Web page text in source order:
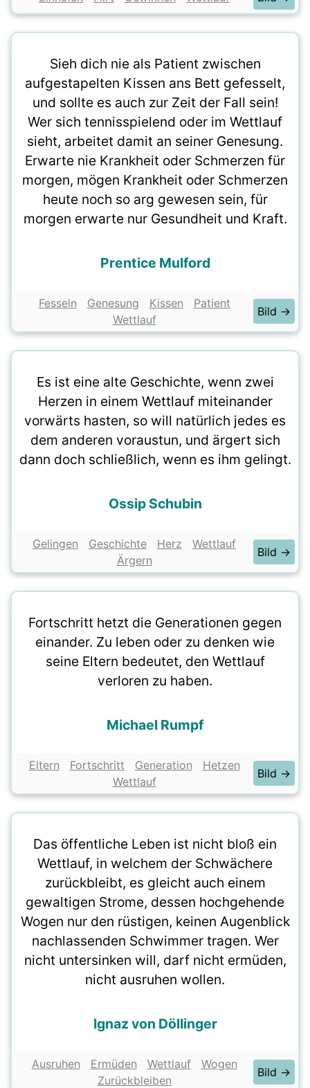
Sieh dich nie als Patient zwischen
aufgestapelten Kissen ans Bett gefesselt,
und sollte es auch zur Zeit der Fall sein!
Wer sich tennisspielend oder im Wettlauf
sieht, arbeitet damit an seiner Genesung.
Erwarte nie Krankheit oder Schmerzen für
morgen, mögen Krankheit oder Schmerzen
heute noch so arg gewesen sein, für
morgen erwarte nur Gesundheit und Kraft.
Prentice Mulford
Fesseln Genesung Kissen
Patient
Wettlauf
Bild →
Es ist eine alte Geschichte, wenn zwei
Herzen in einem Wettlauf miteinander
vorwärts hasten, so will natürlich jedes es
dem anderen voraustun, und ärgert sich
dann doch schließlich, wenn es ihm gelingt.
Ossip Schubin
Gelingen Geschichte Herz
Wettlauf
Ärgern
Bild →
Fortschritt hetzt die Generationen gegen
einander. Zu leben oder zu denken wie
seine Eltern bedeutet, den Wettlauf
verloren zu haben.
Michael Rumpf
Eltern Fortschritt Generation
Hetzen
Wettlauf
Bild →
Das öffentliche Leben ist nicht bloß ein
Wettlauf, in welchem der Schwächere
zurückbleibt, es gleicht auch einem
gewaltigen Strome, dessen hochgehende
Wogen nur den rüstigen, keinen Augenblick
nachlassenden Schwimmer tragen. Wer
nicht untersinken will, darf nicht ermüden,
nicht ausruhen wollen.
Ignaz von Döllinger
Ausruhen Ermüden Wettlauf
Wogen
Zurückbleiben
Bild →